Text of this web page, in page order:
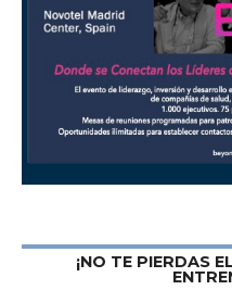
¡NO TE PIERDAS